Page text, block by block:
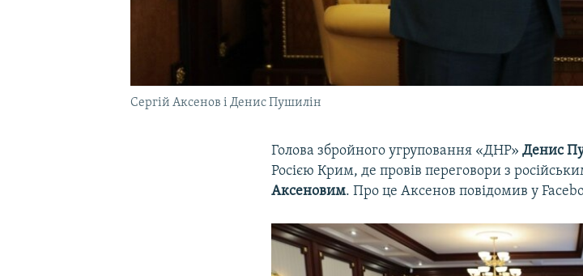
Сергій Аксенов і Денис Пушилін
Голова збройного угруповання «ДНР»Денис
Росією Крим, де провів переговори з
Аксеновим. Про це Аксенов повідомив у